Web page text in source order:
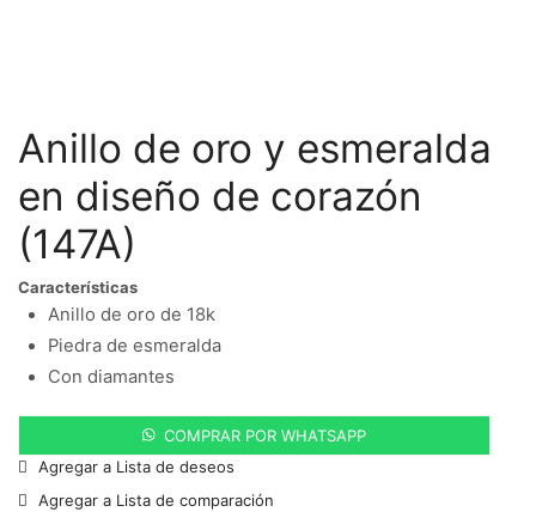
Anillo de oro y esmeralda
en diseño de corazón
(147A)
Características
Anillo de oro de 18k
Piedra de esmeralda
Con diamantes
COMPRAR POR WHATSAPP
Agregar a Lista de deseos
Agregar a Lista de comparación